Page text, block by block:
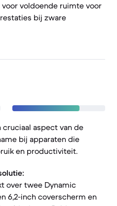
voldoende ruimte voor
bij zware
aspect van de
bij apparaten die
en productiviteit.
over twee Dynamic
6,2-inch coverscherm en